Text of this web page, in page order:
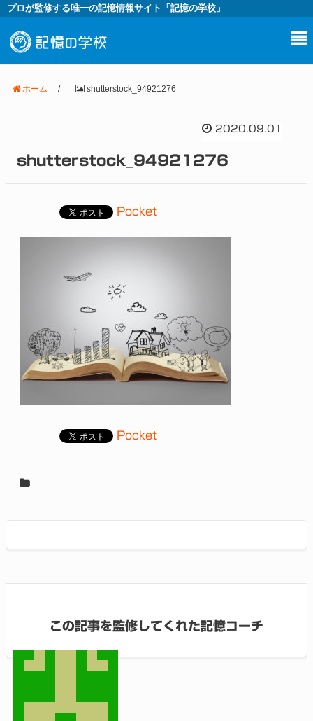
プロが監修する唯一の記憶情報サイト「記憶の学校」
ホーム / shutterstock_94921276
2020.09.01
shutterstock_94921276
Pocket
Pocket
この記事を監修してくれた記憶コーチ